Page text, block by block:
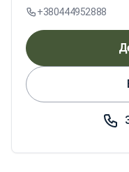
+380444952888